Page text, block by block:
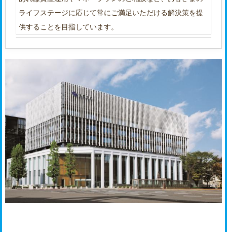
ライフステージに応じて常にご満足いただける解決策を提
供することを目指しています。